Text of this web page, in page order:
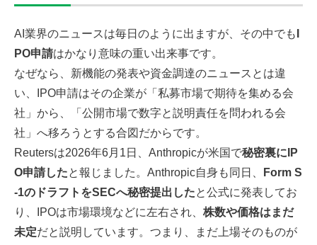
AI業界のニュースは毎日のように出ますが、その中でも
PO申請はかなり意味の重い出来事です。
なぜなら、新機能の発表や資金調達のニュースとは違
い、IPO申請はその企業が「私募市場で期待を集める会
社」から、「公開市場で数字と説明責任を問われる会
社」へ移ろうとする合図だからです。
Reutersは2026年6月1日、Anthropicが米国で秘密裏にIP
O申請したと報じました。Anthropic自身も同日、
Form S
-1のドラフトをSECへ秘密提出したと公式に発表してお
り、IPOは市場環境などに左右され、 株数や価格はまだ
未定だと説明しています。つまり、まだ上場そのものが